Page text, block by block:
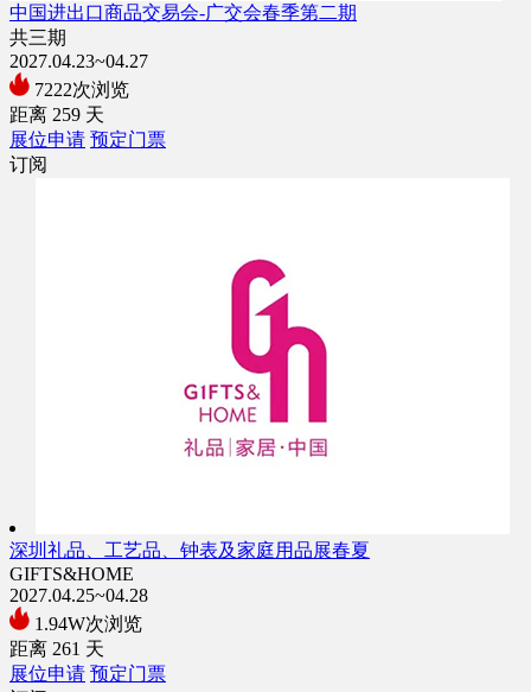
中国进出口商品交易会-广交会春季第二期
共三期
2027.04.23~04.27
7222次浏览
距离 259 天
展位申请 预定门票
订阅
深圳礼品、工艺品、钟表及家庭用品展春夏
GIFTS&HOME
2027.04.25~04.28
1.94W次浏览
距离 261 天
展位申请 预定门票